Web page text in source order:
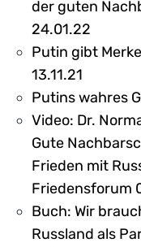
der guten
24.01.22
Putin gibt
13.11.21
Putins wahres
Video: Dr.
Gute
Frieden mit
Friedensforum
Buch: Wir
Russland als